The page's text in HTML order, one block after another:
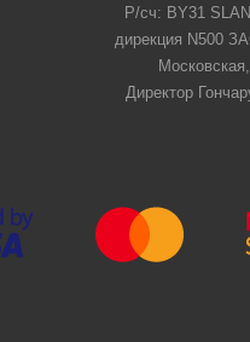
Р/сч: BY31
дирекция N500
Директор